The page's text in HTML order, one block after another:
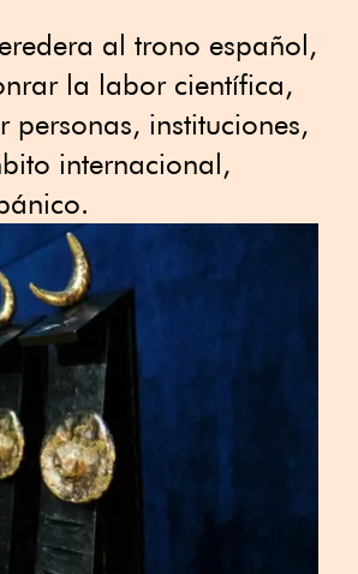
al trono español,
la labor científica,
instituciones,
internacional,